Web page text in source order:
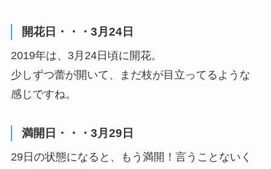
開花日・・・3月24日
2019年は、3月24日頃に開花。
少しずつ蕾が開いて、まだ枝が目立ってるような
感じですね。
満開日・・・3月29日
29日の状態になると、もう満開！言うことないく